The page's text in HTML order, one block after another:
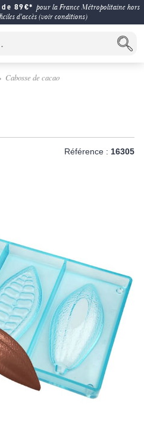
de 89€* pour la France Métropolitaine hors
d'accès (voir conditions)
Cabosse de cacao
Référence : 16305